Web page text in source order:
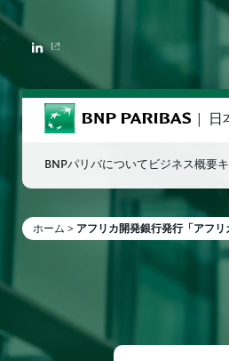
LINKEDIN
BNP Paribas 日
検索ワードを入力
BNPパリバについて ビジネス概要
ホーム > アフリカ開発銀行発行「アフ